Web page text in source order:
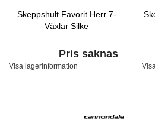
Skeppshult Favorit Herr 7-
Växlar Silke
Pris saknas
Visa lagerinformation